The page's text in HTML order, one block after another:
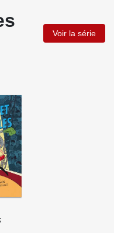
Voir la série